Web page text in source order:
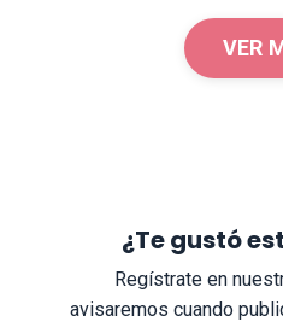
VER
¿Te gustó
Regístrate en
avisaremos cuando